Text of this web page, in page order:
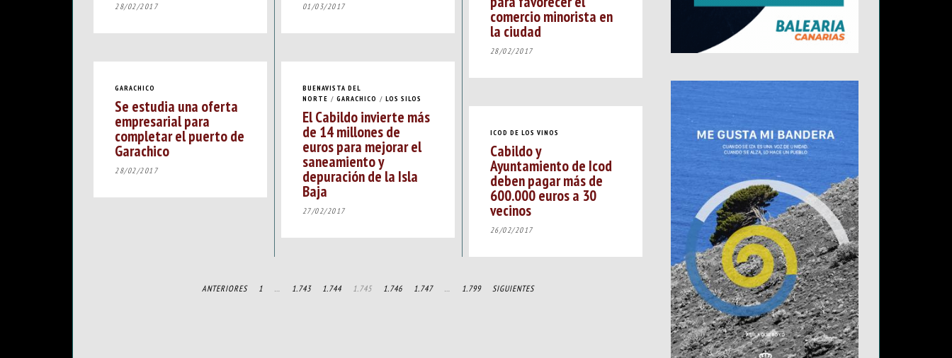
01/03/2017
28/02/2017
comercio minorista en
la ciudad
28/02/2017
GARACHICO
Se estudia una oferta
empresarial para
completar el puerto de
Garachico
28/02/2017
BUENAVISTA DEL
NORTE / GARACHICO / LOS SILOS
El Cabildo invierte más
de 14 millones de
euros para mejorar el
saneamiento y
depuración de la Isla
Baja
27/02/2017
ICOD DE LOS VINOS
Cabildo y
Ayuntamiento de Icod
deben pagar más de
600.000 euros a 30
vecinos
26/02/2017
ANTERIORES 1 1.743 1.744 1.745 1.746 1.747 1.799 SIGUIENTES